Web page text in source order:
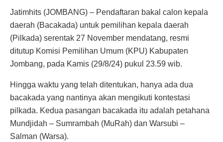
Jatimhits (JOMBANG) – Pendaftaran bakal calon kepala
daerah (Bacakada) untuk pemilihan kepala daerah
(Pilkada) serentak 27 November mendatang, resmi
ditutup Komisi Pemilihan Umum (KPU) Kabupaten
Jombang, pada Kamis (29/8/24) pukul 23.59 wib.
Hingga waktu yang telah ditentukan, hanya ada dua
bacakada yang nantinya akan mengikuti kontestasi
pilkada. Kedua pasangan bacakada itu adalah petahana
Mundjidah – Sumrambah (MuRah) dan Warsubi –
Salman (Warsa).